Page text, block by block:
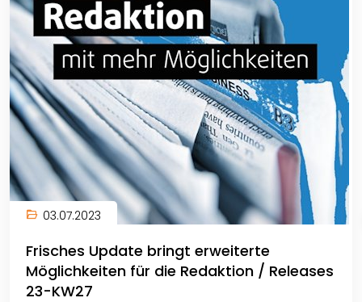
03.07.2023
Frisches Update bringt erweiterte
Möglichkeiten für die Redaktion / Releases
23-KW27